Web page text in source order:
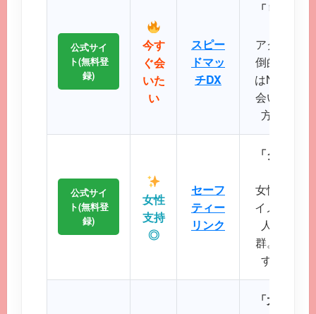
公式サイ
ト(無料登
録)
今す
ぐ会
いた
い
スピー
ドマッ
チDX
「リアル
アクティ
倒的で、掲
はNo.1で
会いたい、
方に最適
公式サイ
ト(無料登
録)
女性
支持
◎
セーフ
ティー
リンク
「クリー
女性誌にも
イメージが
人サポー
群。初めて
すい操作
「大人の